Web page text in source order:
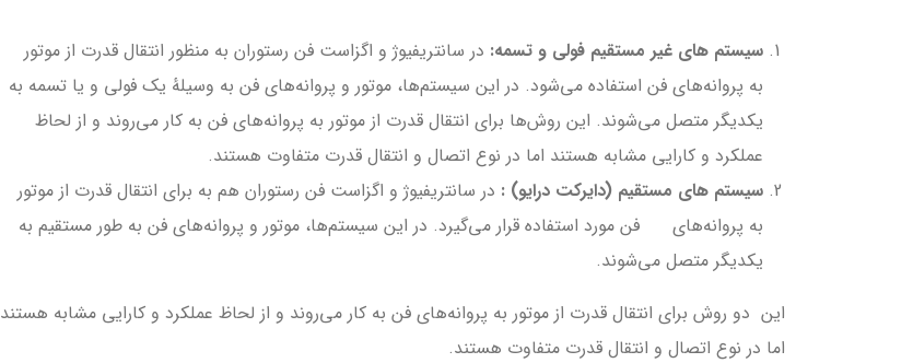
سیستم های غیر مستقیم فولی و تسمه: در سانتریفیوژ و اگزاست فن رستوران به منظور انتقال قدرت از موتور
به پروانه‌های فن استفاده می‌شود. در این سیستم‌ها، موتور و پروانه‌های فن به وسیلهٔ یک فولی و یا تسمه به
یکدیگر متصل می‌شوند. این روش‌ها برای انتقال قدرت از موتور به پروانه‌های فن به کار می‌روند و از لحاظ
عملکرد و کارایی مشابه هستند اما در نوع اتصال و انتقال قدرت متفاوت هستند.
سیستم های مستقیم (دایرکت درایو) : در سانتریفیوژ و اگزاست فن رستوران هم به برای انتقال قدرت از موتور
به پروانه‌های فن مورد استفاده قرار می‌گیرد. در این سیستم‌ها، موتور و پروانه‌های فن به طور مستقیم به
یکدیگر متصل می‌شوند.
این دو روش‌ برای انتقال قدرت از موتور به پروانه‌های فن به کار می‌روند و از لحاظ عملکرد و کارایی مشابه هستند
اما در نوع اتصال و انتقال قدرت متفاوت هستند.